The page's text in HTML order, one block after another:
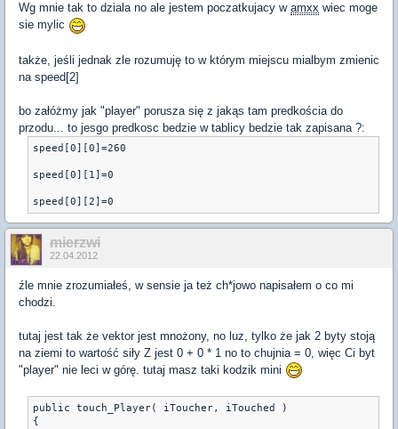
Wg mnie tak to dziala no ale jestem poczatkujacy w amxx wiec moge
sie mylic
także, jeśli jednak zle rozumuję to w którym miejscu mialbym zmienic
na speed[2]
bo załóżmy jak "player" porusza się z jakąs tam predkościa do
przodu... to jesgo predkosc bedzie w tablicy bedzie tak zapisana ?:
speed[0][0]=260
speed[0][1]=0
mierzwi
22.04.2012
źle mnie zrozumiałeś, w sensie ja też ch*jowo napisałem o co mi
chodzi.
tutaj jest tak że vektor jest mnożony, no luz, tylko że jak 2 byty stoją
na ziemi to wartość siły Z jest 0 + 0 * 1 no to chujnia = 0, więc Ci byt
"player" nie leci w górę. tutaj masz taki kodzik mini
public touch_Player( iToucher, iTouched )
{